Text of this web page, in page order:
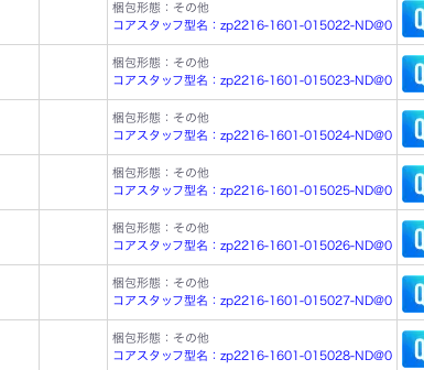
梱包形態：その他
コアスタッフ型名：zp2216-1601-015022-ND@0
梱包形態：その他
コアスタッフ型名：zp2216-1601-015023-ND@0
梱包形態：その他
コアスタッフ型名：zp2216-1601-015024-ND@0
梱包形態：その他
コアスタッフ型名：zp2216-1601-015025-ND@0
梱包形態：その他
コアスタッフ型名：zp2216-1601-015026-ND@0
梱包形態：その他
コアスタッフ型名：zp2216-1601-015027-ND@0
梱包形態：その他
コアスタッフ型名：zp2216-1601-015028-ND@0